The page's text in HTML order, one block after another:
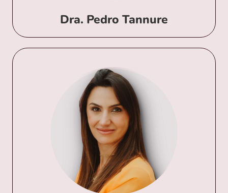
Dra. Pedro Tannure
▸ Graduação em Medicina pela Universidade Federal
de Minas Gerais (2014)
▸Residência Médica em Ginecologia e Obstetrícia
pelo Hospital Metropolitano Odilon Behrens
(HMOB) (2019)
▸Título de Especialista em Ginecologia e Obstetrícia
pela Federação Brasileira das Associações de
Ginecologia e Obstetrícia – FEBRASGO (2019)
▸Especialista em Ginecologia Endócrina, Reprodutiva
e Infanto-Puberal – CETRUS (2022)